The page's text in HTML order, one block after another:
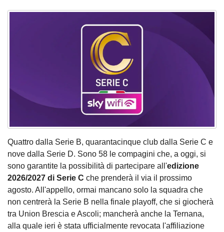
Quattro dalla Serie B, quarantacinque club dalla Serie C e
nove dalla Serie D. Sono 58 le compagini che, a oggi, si
sono garantite la possibilità di partecipare all'edizione
2026/2027 di Serie C che prenderà il via il prossimo
agosto. All'appello, ormai mancano solo la squadra che
non centrerà la Serie B nella finale playoff, che si giocherà
tra Union Brescia e Ascoli; mancherà anche la Ternana,
alla quale ieri è stata ufficialmente revocata l'affiliazione